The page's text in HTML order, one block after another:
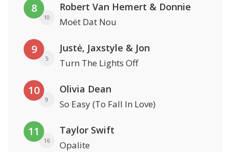
8
10
Robert Van Hemert & Donnie
Moët Dat Nou
9
5
Justė, Jaxstyle & Jon
Turn The Lights Off
10
9
Olivia Dean
So Easy (To Fall In Love)
11
16
Taylor Swift
Opalite